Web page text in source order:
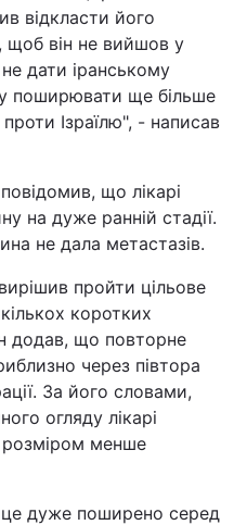
відкласти його
щоб він не вийшов у
дати іранському
поширювати ще більше
Ізраїлю", - написав
що лікарі
на дуже ранній стадії.
не дала метастазів.
пройти цільове
коротких
додав, що повторне
через півтора
За його словами,
огляду лікарі
розміром менше
це дуже поширено серед